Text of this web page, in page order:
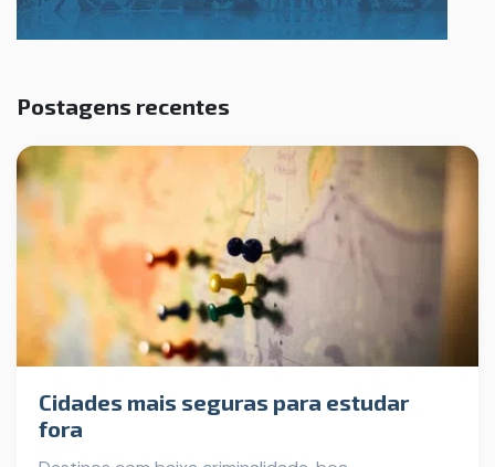
Postagens recentes
Cidades mais seguras para estudar
fora